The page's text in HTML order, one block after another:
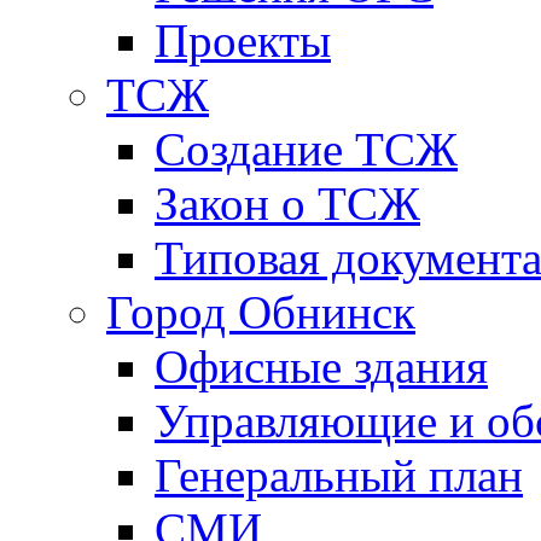
Проекты
ТСЖ
Создание ТСЖ
Закон о ТСЖ
Типовая
Город Обнинск
Офисные здания
Управляющие и
Генеральный план
СМИ